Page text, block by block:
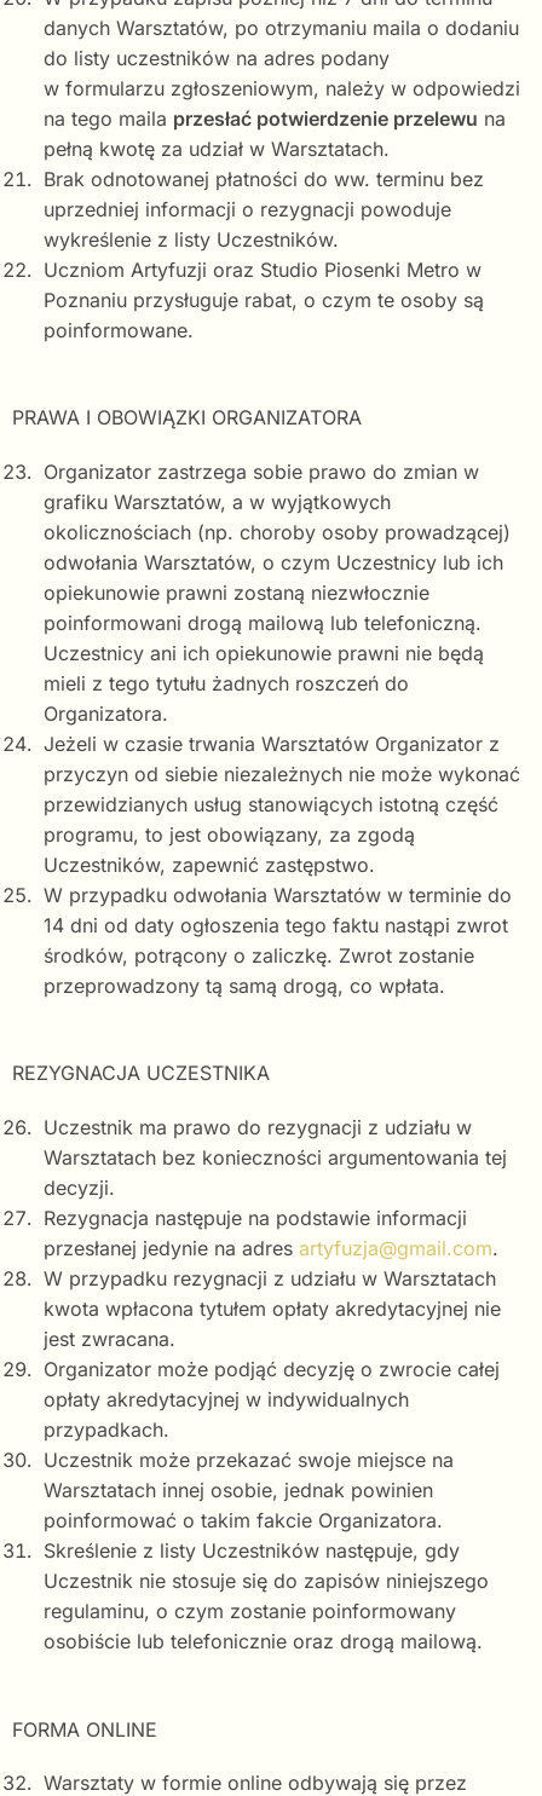
danych Warsztatów, po otrzymaniu maila o dodaniu
do listy uczestników na adres podany
w formularzu zgłoszeniowym, należy w odpowiedzi
na tego maila przesłać potwierdzenie przelewu na
pełną kwotę za udział w Warsztatach.
Brak odnotowanej płatności do ww. terminu bez
uprzedniej informacji o rezygnacji powoduje
wykreślenie z listy Uczestników.
Uczniom Artyfuzji oraz Studio Piosenki Metro w
Poznaniu przysługuje rabat, o czym te osoby są
poinformowane.
PRAWA I OBOWIĄZKI ORGANIZATORA
Organizator zastrzega sobie prawo do zmian w
grafiku Warsztatów, a w wyjątkowych
okolicznościach (np. choroby osoby prowadzącej)
odwołania Warsztatów, o czym Uczestnicy lub ich
opiekunowie prawni zostaną niezwłocznie
poinformowani drogą mailową lub telefoniczną.
Uczestnicy ani ich opiekunowie prawni nie będą
mieli z tego tytułu żadnych roszczeń do
Organizatora.
Jeżeli w czasie trwania Warsztatów Organizator z
przyczyn od siebie niezależnych nie może wykonać
przewidzianych usług stanowiących istotną część
programu, to jest obowiązany, za zgodą
Uczestników, zapewnić zastępstwo.
W przypadku odwołania Warsztatów w terminie do
14 dni od daty ogłoszenia tego faktu nastąpi zwrot
środków, potrącony o zaliczkę. Zwrot zostanie
przeprowadzony tą samą drogą, co wpłata.
REZYGNACJA UCZESTNIKA
Uczestnik ma prawo do rezygnacji z udziału w
Warsztatach bez konieczności argumentowania tej
decyzji.
Rezygnacja następuje na podstawie informacji
przesłanej jedynie na adres artyfuzja@gmail.com.
W przypadku rezygnacji z udziału w Warsztatach
kwota wpłacona tytułem opłaty akredytacyjnej nie
jest zwracana.
Organizator może podjąć decyzję o zwrocie całej
opłaty akredytacyjnej w indywidualnych
przypadkach.
Uczestnik może przekazać swoje miejsce na
Warsztatach innej osobie, jednak powinien
poinformować o takim fakcie Organizatora.
Skreślenie z listy Uczestników następuje, gdy
Uczestnik nie stosuje się do zapisów niniejszego
regulaminu, o czym zostanie poinformowany
osobiście lub telefonicznie oraz drogą mailową.
FORMA ONLINE
Warsztaty w formie online odbywają się przez